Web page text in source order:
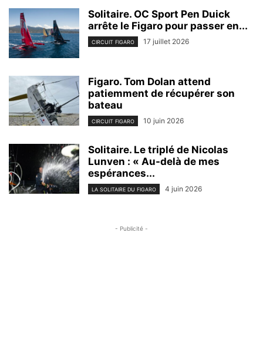
Solitaire. OC Sport Pen Duick
arrête le Figaro pour passer en...
CIRCUIT FIGARO 17 juillet 2026
Figaro. Tom Dolan attend
patiemment de récupérer son
bateau
CIRCUIT FIGARO 10 juin 2026
Solitaire. Le triplé de Nicolas
Lunven : « Au-delà de mes
espérances...
LA SOLITAIRE DU FIGARO 4 juin 2026
- Publicité -